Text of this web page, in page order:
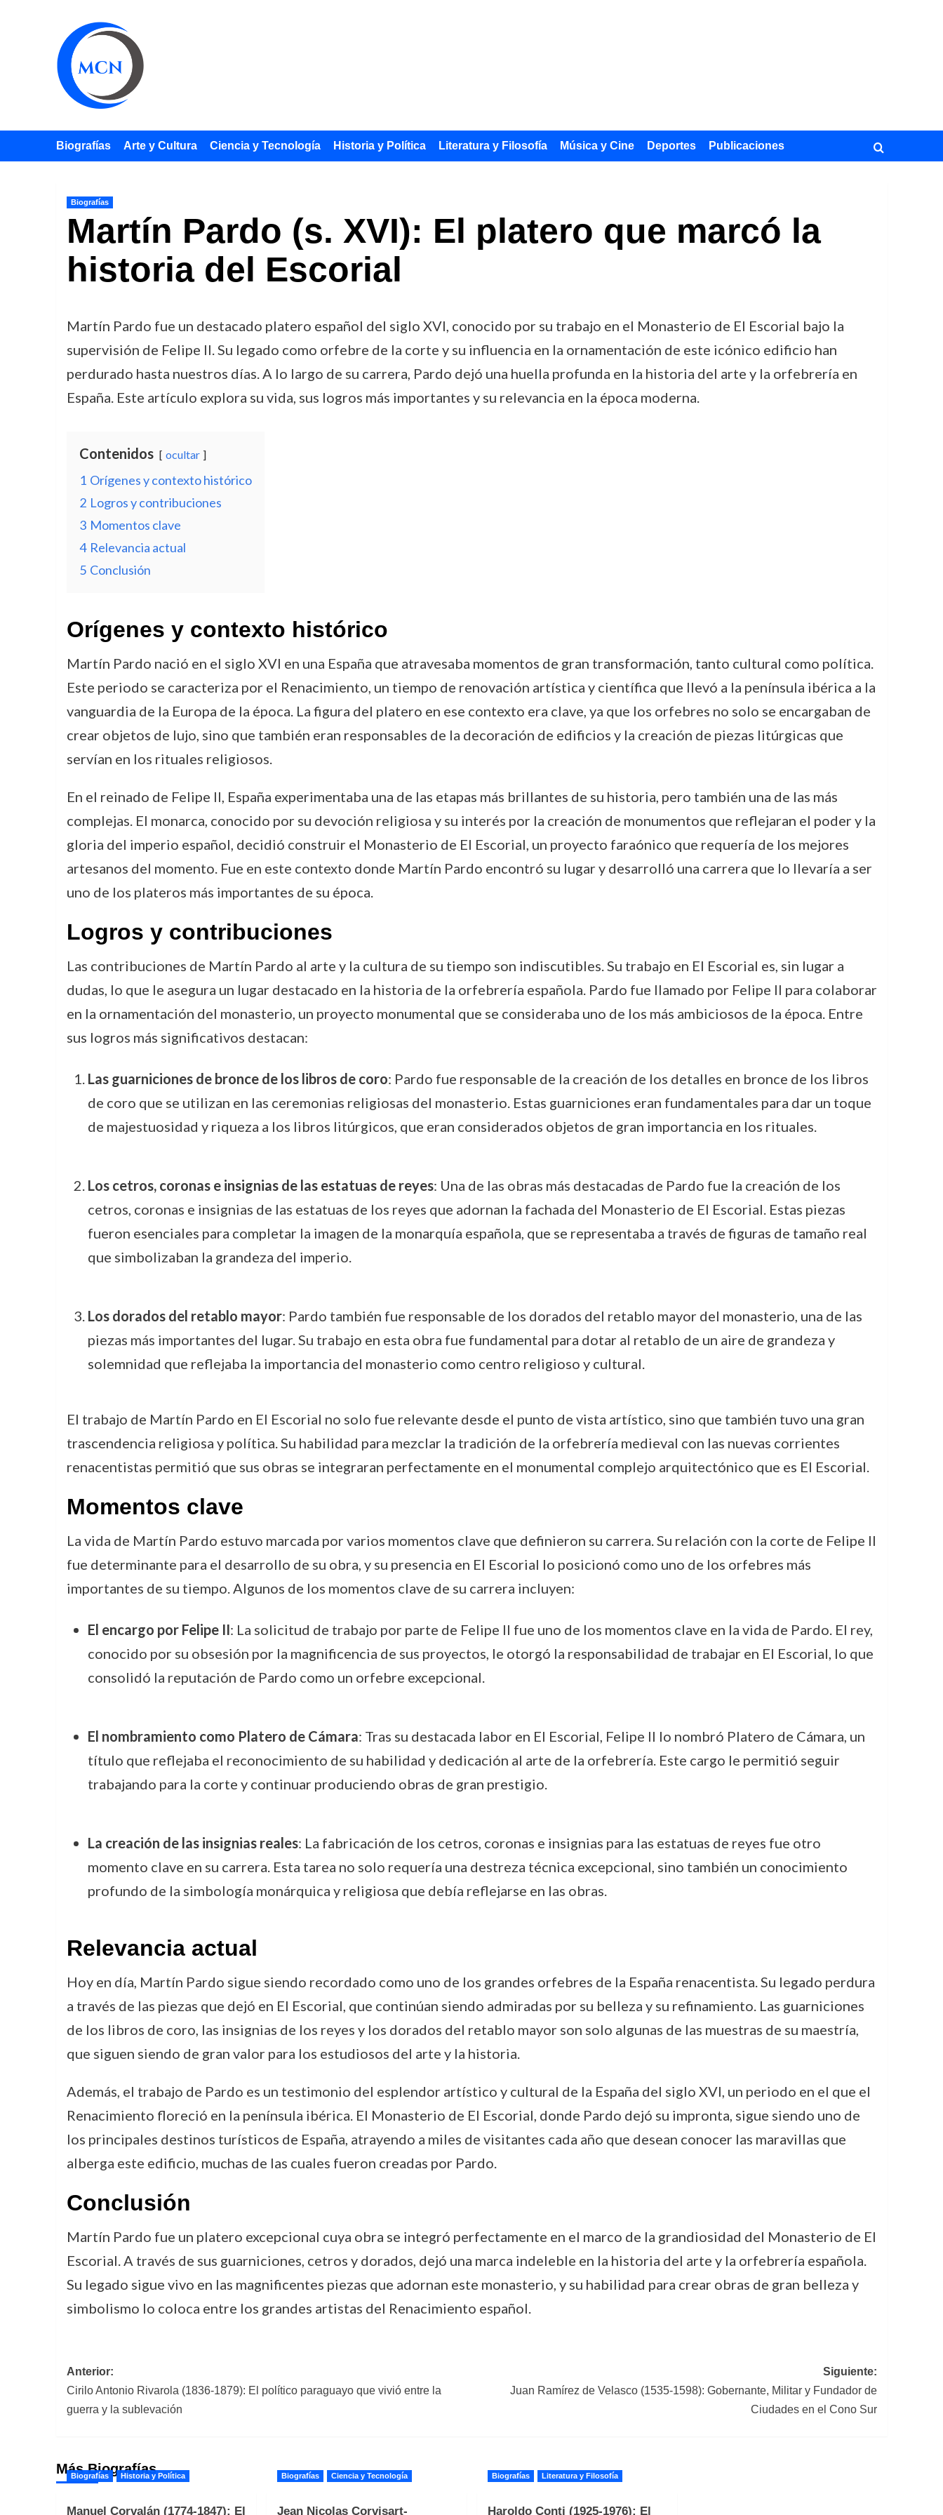
Biografías Arte y Cultura Ciencia y Tecnología Historia y Política Literatura y Filosofía Música y Cine Deportes Publicaciones
Biografías
Martín Pardo (s. XVI): El platero que marcó la
historia del Escorial
Martín Pardo fue un destacado platero español del siglo XVI, conocido por su trabajo en el Monasterio de El Escorial bajo la
supervisión de Felipe II. Su legado como orfebre de la corte y su influencia en la ornamentación de este icónico edificio han
perdurado hasta nuestros días. A lo largo de su carrera, Pardo dejó una huella profunda en la historia del arte y la orfebrería en
España. Este artículo explora su vida, sus logros más importantes y su relevancia en la época moderna.
Contenidos ocultar
1 Orígenes y contexto histórico
2 Logros y contribuciones
3 Momentos clave
4 Relevancia actual
5 Conclusión
Orígenes y contexto histórico
Martín Pardo nació en el siglo XVI en una España que atravesaba momentos de gran transformación, tanto cultural como política.
Este periodo se caracteriza por el Renacimiento, un tiempo de renovación artística y científica que llevó a la península ibérica a la
vanguardia de la Europa de la época. La figura del platero en ese contexto era clave, ya que los orfebres no solo se encargaban de
crear objetos de lujo, sino que también eran responsables de la decoración de edificios y la creación de piezas litúrgicas que
servían en los rituales religiosos.
En el reinado de Felipe II, España experimentaba una de las etapas más brillantes de su historia, pero también una de las más
complejas. El monarca, conocido por su devoción religiosa y su interés por la creación de monumentos que reflejaran el poder y la
gloria del imperio español, decidió construir el Monasterio de El Escorial, un proyecto faraónico que requería de los mejores
artesanos del momento. Fue en este contexto donde Martín Pardo encontró su lugar y desarrolló una carrera que lo llevaría a ser
uno de los plateros más importantes de su época.
Logros y contribuciones
Las contribuciones de Martín Pardo al arte y la cultura de su tiempo son indiscutibles. Su trabajo en El Escorial es, sin lugar a
dudas, lo que le asegura un lugar destacado en la historia de la orfebrería española. Pardo fue llamado por Felipe II para colaborar
en la ornamentación del monasterio, un proyecto monumental que se consideraba uno de los más ambiciosos de la época. Entre
sus logros más significativos destacan:
Las guarniciones de bronce de los libros de coro: Pardo fue responsable de la creación de los detalles en bronce de los libros
de coro que se utilizan en las ceremonias religiosas del monasterio. Estas guarniciones eran fundamentales para dar un toque
de majestuosidad y riqueza a los libros litúrgicos, que eran considerados objetos de gran importancia en los rituales.
Los cetros, coronas e insignias de las estatuas de reyes: Una de las obras más destacadas de Pardo fue la creación de los
cetros, coronas e insignias de las estatuas de los reyes que adornan la fachada del Monasterio de El Escorial. Estas piezas
fueron esenciales para completar la imagen de la monarquía española, que se representaba a través de figuras de tamaño real
que simbolizaban la grandeza del imperio.
Los dorados del retablo mayor: Pardo también fue responsable de los dorados del retablo mayor del monasterio, una de las
piezas más importantes del lugar. Su trabajo en esta obra fue fundamental para dotar al retablo de un aire de grandeza y
solemnidad que reflejaba la importancia del monasterio como centro religioso y cultural.
El trabajo de Martín Pardo en El Escorial no solo fue relevante desde el punto de vista artístico, sino que también tuvo una gran
trascendencia religiosa y política. Su habilidad para mezclar la tradición de la orfebrería medieval con las nuevas corrientes
renacentistas permitió que sus obras se integraran perfectamente en el monumental complejo arquitectónico que es El Escorial.
Momentos clave
La vida de Martín Pardo estuvo marcada por varios momentos clave que definieron su carrera. Su relación con la corte de Felipe II
fue determinante para el desarrollo de su obra, y su presencia en El Escorial lo posicionó como uno de los orfebres más
importantes de su tiempo. Algunos de los momentos clave de su carrera incluyen:
El encargo por Felipe II: La solicitud de trabajo por parte de Felipe II fue uno de los momentos clave en la vida de Pardo. El rey,
conocido por su obsesión por la magnificencia de sus proyectos, le otorgó la responsabilidad de trabajar en El Escorial, lo que
consolidó la reputación de Pardo como un orfebre excepcional.
El nombramiento como Platero de Cámara: Tras su destacada labor en El Escorial, Felipe II lo nombró Platero de Cámara, un
título que reflejaba el reconocimiento de su habilidad y dedicación al arte de la orfebrería. Este cargo le permitió seguir
trabajando para la corte y continuar produciendo obras de gran prestigio.
La creación de las insignias reales: La fabricación de los cetros, coronas e insignias para las estatuas de reyes fue otro
momento clave en su carrera. Esta tarea no solo requería una destreza técnica excepcional, sino también un conocimiento
profundo de la simbología monárquica y religiosa que debía reflejarse en las obras.
Relevancia actual
Hoy en día, Martín Pardo sigue siendo recordado como uno de los grandes orfebres de la España renacentista. Su legado perdura
a través de las piezas que dejó en El Escorial, que continúan siendo admiradas por su belleza y su refinamiento. Las guarniciones
de los libros de coro, las insignias de los reyes y los dorados del retablo mayor son solo algunas de las muestras de su maestría,
que siguen siendo de gran valor para los estudiosos del arte y la historia.
Además, el trabajo de Pardo es un testimonio del esplendor artístico y cultural de la España del siglo XVI, un periodo en el que el
Renacimiento floreció en la península ibérica. El Monasterio de El Escorial, donde Pardo dejó su impronta, sigue siendo uno de
los principales destinos turísticos de España, atrayendo a miles de visitantes cada año que desean conocer las maravillas que
alberga este edificio, muchas de las cuales fueron creadas por Pardo.
Conclusión
Martín Pardo fue un platero excepcional cuya obra se integró perfectamente en el marco de la grandiosidad del Monasterio de El
Escorial. A través de sus guarniciones, cetros y dorados, dejó una marca indeleble en la historia del arte y la orfebrería española.
Su legado sigue vivo en las magnificentes piezas que adornan este monasterio, y su habilidad para crear obras de gran belleza y
simbolismo lo coloca entre los grandes artistas del Renacimiento español.
Navegación
de
Anterior:
Cirilo Antonio Rivarola (1836-1879): El político paraguayo que vivió entre la
guerra y la sublevación
Siguiente:
Juan Ramírez de Velasco (1535-1598): Gobernante, Militar y Fundador de
Ciudades en el Cono Sur
Más Biografías
Biografías Historia y Política
Manuel Corvalán (1774-1847): El
Biografías Ciencia y Tecnología
Jean Nicolas Corvisart-
Biografías Literatura y Filosofía
Haroldo Conti (1925-1976): El